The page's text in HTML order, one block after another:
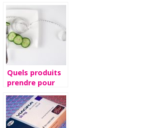
votre stress
Quels produits
prendre pour
?